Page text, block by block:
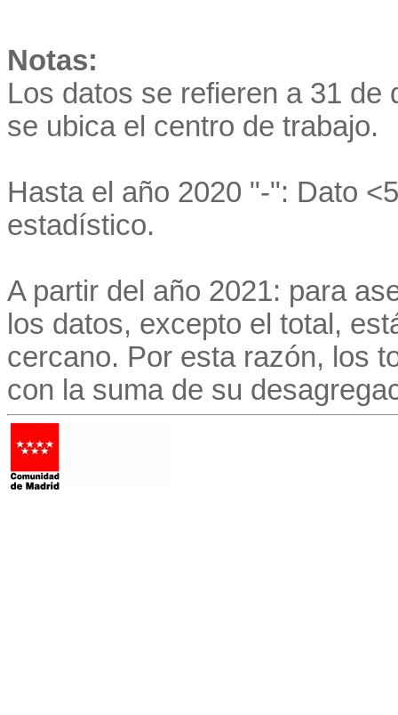
Notas:
Los datos se refieren a 31 de
se ubica el centro de trabajo.
Hasta el año 2020 "-": Dato
estadístico.
A partir del año 2021: para
los datos, excepto el total,
cercano. Por esta razón, los
con la suma de su